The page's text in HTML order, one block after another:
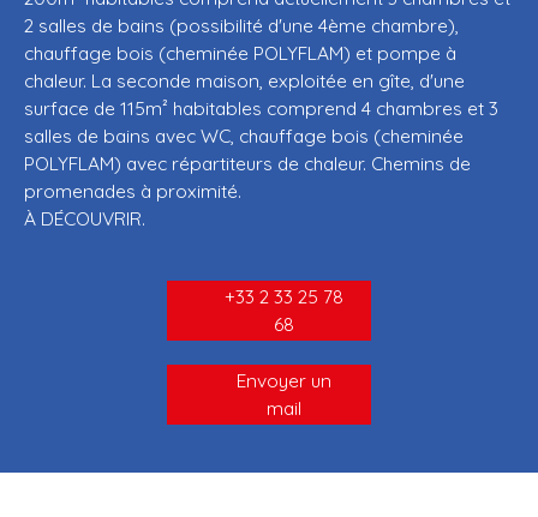
2 salles de bains (possibilité d'une 4ème chambre),
chauffage bois (cheminée POLYFLAM) et pompe à
chaleur. La seconde maison, exploitée en gîte, d'une
surface de 115m² habitables comprend 4 chambres et 3
salles de bains avec WC, chauffage bois (cheminée
POLYFLAM) avec répartiteurs de chaleur. Chemins de
promenades à proximité.
À DÉCOUVRIR.
+33 2 33 25 78
68
Envoyer un
mail